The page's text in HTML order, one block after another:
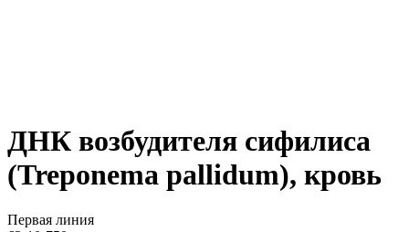
ДНК возбудителя сифилиса
(Treponema pallidum), кровь
Первая линия